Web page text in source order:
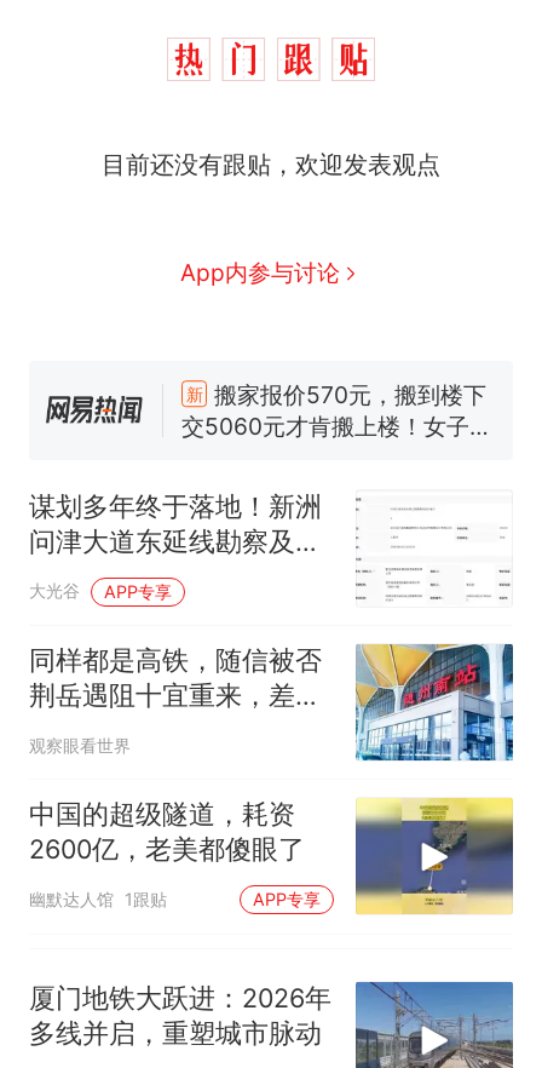
目前还没有跟贴，欢迎发表观点
App内参与讨论
人生
新 搬家报价570元，搬到楼下
交5060元才肯搬上楼！女子傻
电力部门回应
佛山一中学招聘物理教师，笔
试前13名均遭淘汰？教育局：
已叫停招聘，成立调查组全面
“不建议大家买深色蛋糕”上热
南航一航班疑向乘客发放西梅
汁，致多名乘客在飞行途中排
队上厕所！乘客：机上100多
人只有2个厕所；客服回应：并
那个在床头放菜刀的女孩，
因老师一句“跟我回家”改写了
谋划多年终于落地！新洲
问津大道东延线勘察及初
步设计已中标
大光谷 APP专享
同样都是高铁，随信被否
荆岳遇阻十宜重来，差距
到底在哪里
观察眼看世界
中国的超级隧道，耗资
2600亿，老美都傻眼了
幽默达人馆 1跟贴 APP专享
厦门地铁大跃进：2026年
多线并启，重塑城市脉动